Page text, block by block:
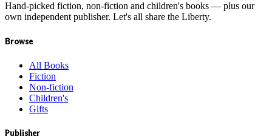
Hand-picked fiction, non-fiction and children's books — plus our
own independent publisher. Let's all share the Liberty.
Browse
All Books
Fiction
Non-fiction
Children's
Gifts
Publisher